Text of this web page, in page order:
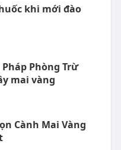
khi mới đào
Phòng Trừ
mai vàng
Cành Mai Vàng